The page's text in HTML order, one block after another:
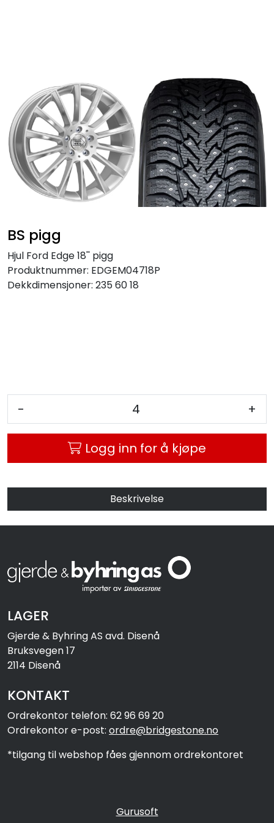
BS pigg
Hjul Ford Edge 18'' pigg
Produktnummer: EDGEM04718P
Dekkdimensjoner: 235 60 18
- +
Logg inn for å kjøpe
Beskrivelse
LAGER
Gjerde & Byhring AS avd. Disenå
Bruksvegen 17
2114 Disenå
KONTAKT
Ordrekontor telefon: 62 96 69 20
Ordrekontor e-post: ordre@bridgestone.no
*tilgang til webshop fåes gjennom ordrekontoret
Gurusoft
Hjulpakker
Felger
Lastebil
Buss
Anlegg
MC